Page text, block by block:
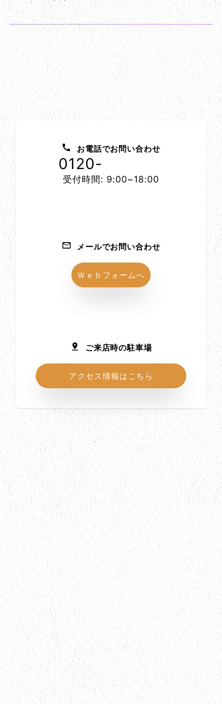
お電話でお問い合わせ
0120-
受付時間: 9:00~18:00
メールでお問い合わせ
Ｗｅｂフォームへ
ご来店時の駐車場
アクセス情報はこちら
所在地